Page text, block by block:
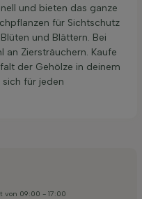
und bieten das ganze
für Sichtschutz
und Blättern. Bei
an Ziersträuchern. Kaufe
der Gehölze in deinem
für jeden
von 09:00 - 17:00